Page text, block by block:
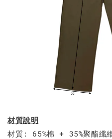
材質說明
材質: 65%棉 + 35%聚酯纖